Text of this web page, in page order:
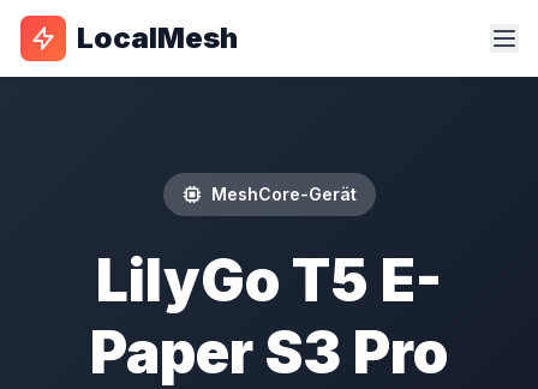
LocalMesh
MeshCore-Gerät
LilyGo T5 E-
Paper S3 Pro